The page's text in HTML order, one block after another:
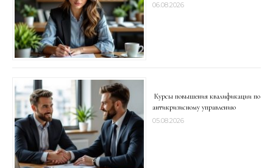
06.08.2026
Курсы повышения квалификации по
антикризисному управлению
05.08.2026